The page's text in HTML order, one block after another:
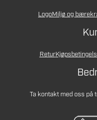
LogoMiljø og
Retur
Ta kontakt med oss på